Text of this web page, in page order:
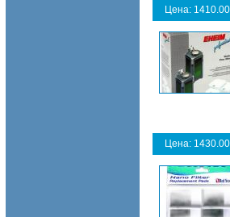
Цена:
Цена: